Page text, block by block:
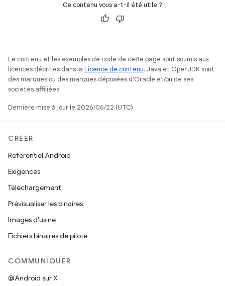
Ce contenu vous a-t-il été utile ?
Le contenu et les exemples de code de cette page sont soumis aux
licences décrites dans la Licence de contenu. Java et OpenJDK sont
des marques ou des marques déposées d'Oracle et/ou de ses
sociétés affiliées.
Dernière mise à jour le 2026/06/22 (UTC).
CRÉER
Référentiel Android
Exigences
Téléchargement
Prévisualiser les binaires
Images d'usine
Fichiers binaires de pilote
COMMUNIQUER
@Android sur X